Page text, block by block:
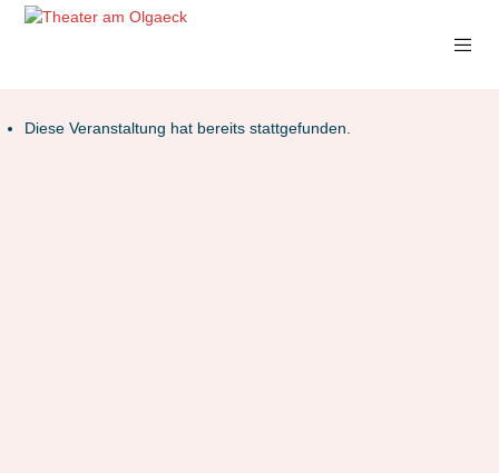
Diese Veranstaltung hat bereits stattgefunden.